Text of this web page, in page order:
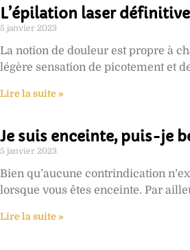
L’épilation laser
5 janvier 2023
La notion de douleur est propre à
légère sensation de picotement et
Lire la suite »
Je suis enceinte, puis-je
5 janvier 2023
Bien qu’aucune contrindication
lorsque vous êtes enceinte. Par
Lire la suite »